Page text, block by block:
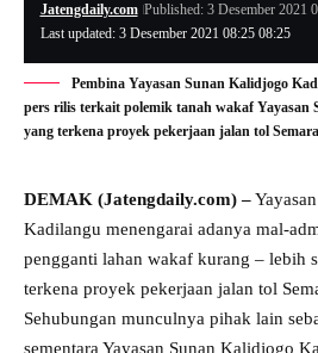
Last updated: 3 Desember 2021 08:25 08:25
Jatengdaily.com Published: 3 Desember 2021
Pembina Yayasan Sunan Kalidjogo
pers rilis terkait polemik tanah wakaf Yayasan
yang terkena proyek pekerjaan jalan tol
DEMAK (Jatengdaily.com) –
Kadilangu menengarai adanya mal-
pengganti lahan wakaf kurang – lebih
terkena proyek pekerjaan jalan tol
Sehubungan munculnya pihak lain
sementara Yayasan Sunan Kalidjogo